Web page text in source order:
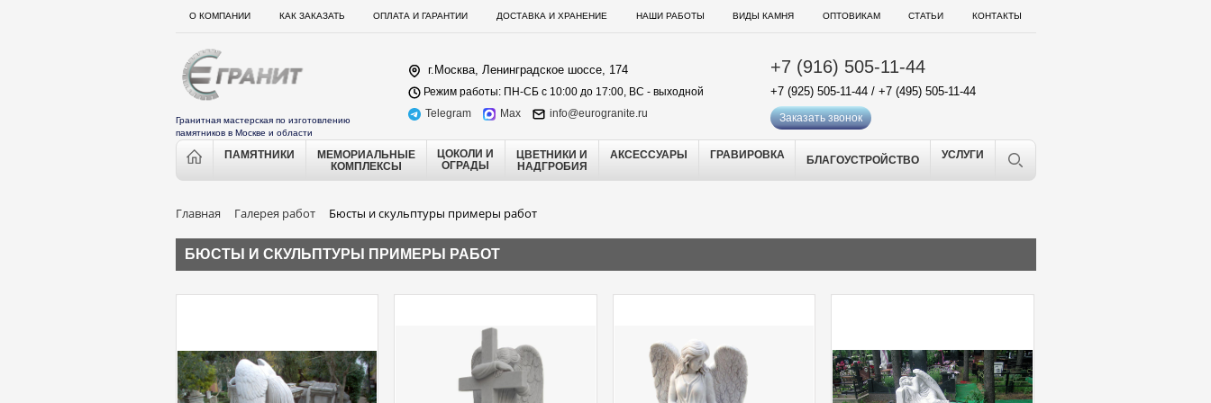
О КОМПАНИИ КАК ЗАКАЗАТЬ ОПЛАТА И ГАРАНТИИ ДОСТАВКА И ХРАНЕНИЕ НАШИ РАБОТЫ ВИДЫ КАМНЯ ОПТОВИКАМ СТАТЬИ КОНТАКТЫ
Гранитная мастерская по изготовлению
памятников в Москве и области
г.Москва, Ленинградское шоссе, 174
Режим работы: ПН-СБ с 10:00 до 17:00, ВС - выходной
Telegram
Max info@eurogranite.ru
+7 (916) 505-11-44
+7 (925) 505-11-44 / +7 (495) 505-11-44
Заказать звонок
ПАМЯТНИКИ
МЕМОРИАЛЬНЫЕ
КОМПЛЕКСЫ
ЦОКОЛИ И
ОГРАДЫ
ЦВЕТНИКИ И
НАДГРОБИЯ
АКСЕССУАРЫ ГРАВИРОВКА БЛАГОУСТРОЙСТВО УСЛУГИ
Главная Галерея работ Бюсты и скульптуры примеры работ
БЮСТЫ И СКУЛЬПТУРЫ ПРИМЕРЫ РАБОТ